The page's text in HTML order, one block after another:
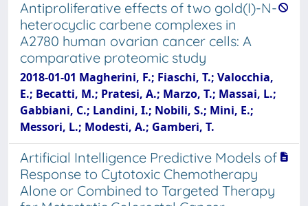
Antiproliferative effects of two gold(I)-N-
heterocyclic carbene complexes in
A2780 human ovarian cancer cells: A
comparative proteomic study
2018-01-01 Magherini, F.; Fiaschi, T.; Valocchia,
E.; Becatti, M.; Pratesi, A.; Marzo, T.; Massai, L.;
Gabbiani, C.; Landini, I.; Nobili, S.; Mini, E.;
Messori, L.; Modesti, A.; Gamberi, T.
Artificial Intelligence Predictive Models of
Response to Cytotoxic Chemotherapy
Alone or Combined to Targeted Therapy